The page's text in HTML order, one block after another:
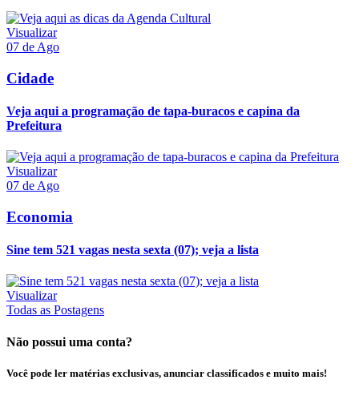
Visualizar
07 de Ago
Cidade
Veja aqui a programação de tapa-buracos e capina da
Prefeitura
Visualizar
07 de Ago
Economia
Sine tem 521 vagas nesta sexta (07); veja a lista
Visualizar
Todas as Postagens
Não possui uma conta?
Você pode ler matérias exclusivas, anunciar classificados e muito mais!